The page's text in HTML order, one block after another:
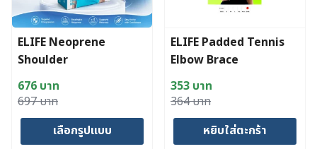
be
chosen
on
the
product
page
ELIFE Neoprene
Shoulder
697บาท
Original
price
676 บาท
Current
price
เลือกรูปแบบ
ELIFE Padded Tennis
Elbow Brace
364บาท
Original
price
353 บาท
Current
price
หยิบใส่ตะกร้า